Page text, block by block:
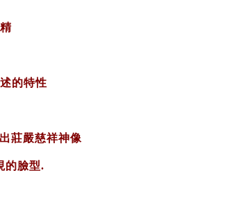
的特性
莊嚴慈祥神像
的臉型.